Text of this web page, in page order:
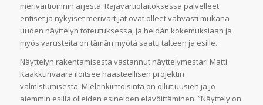
merivartioinnin arjesta. Rajavartiolaitoksessa palvelleet
entiset ja nykyiset merivartijat ovat olleet vahvasti mukana
uuden näyttelyn toteutuksessa, ja heidän kokemuksiaan ja
myös varusteita on tämän myötä saatu talteen ja esille.
Näyttelyn rakentamisesta vastannut näyttelymestari Matti
Kaakkurivaara iloitsee haasteellisen projektin
valmistumisesta. Mielenkiintoisinta on ollut uusien ja jo
aiemmin esillä olleiden esineiden elävöittäminen. ”Näyttely on